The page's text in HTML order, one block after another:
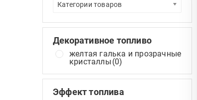
Категории товаров
Декоративное топливо
желтая галька и прозрачные
кристаллы (0)
Эффект топлива